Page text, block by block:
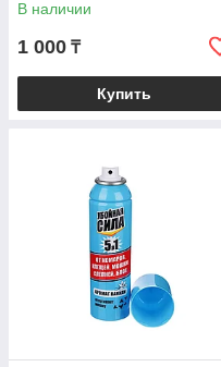
В наличии
1 000 ₸
Купить